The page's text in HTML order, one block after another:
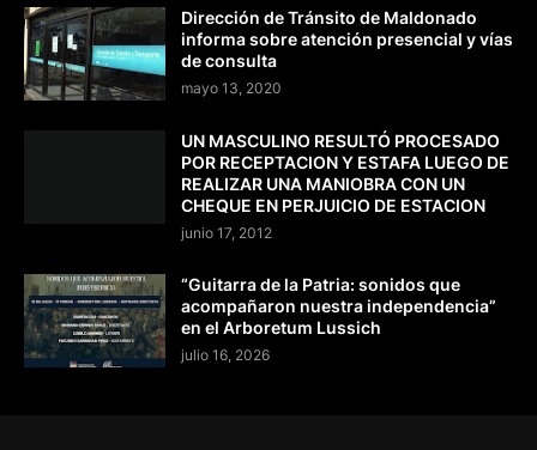
Dirección de Tránsito de Maldonado
informa sobre atención presencial y vías
de consulta
mayo 13, 2020
UN MASCULINO RESULTÓ PROCESADO
POR RECEPTACION Y ESTAFA LUEGO DE
REALIZAR UNA MANIOBRA CON UN
CHEQUE EN PERJUICIO DE ESTACION
junio 17, 2012
“Guitarra de la Patria: sonidos que
acompañaron nuestra independencia”
en el Arboretum Lussich
julio 16, 2026